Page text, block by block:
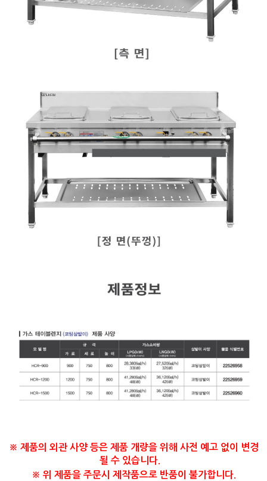
※ 제품의 외관 사양 등은 제품 개량을 위해 사전 예고 없이 변경
될 수 있습니다.
※ 위 제품을 주문시 제작품으로 반품이 불가합니다.